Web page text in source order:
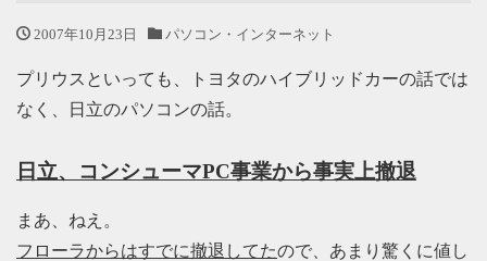
2007年10月23日 パソコン・インターネット
プリウスといっても、トヨタのハイブリッドカーの話では
なく、日立のパソコンの話。
日立、コンシューマPC事業から事実上撤退
まあ、ねえ。
フローラからはすでに撤退してたので、あまり驚くに値し